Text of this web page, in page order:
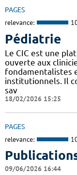
PAGES
relevance:
Pédiatrie
Le CIC est une
ouverte aux
fondamentalistes
institutionnels. Il
sav
18/02/2026 15:25
PAGES
relevance:
09/06/2026 16:44